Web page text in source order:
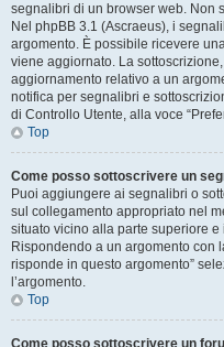
segnalibri di un browser web. Non
Nel phpBB 3.1 (Ascraeus), i
argomento. È possibile ricevere
viene aggiornato. La
aggiornamento relativo a un
notifica per segnalibri e
di Controllo Utente, alla voce
Top
Come posso sottoscrivere un
Puoi aggiungere ai segnalibri o
sul collegamento appropriato nel
situato vicino alla parte superiore
Rispondendo a un argomento con
risponde in questo argomento”
l’argomento.
Top
Come posso sottoscrivere un